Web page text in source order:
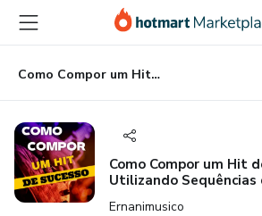
para
conteúdo
principal
para
pagamento
para
rodapé
Como Compor um Hit de Sucesso Utilizando Sequências de Acordes.
Como Compor um Hit
Utilizando Sequências
Ernanimusico